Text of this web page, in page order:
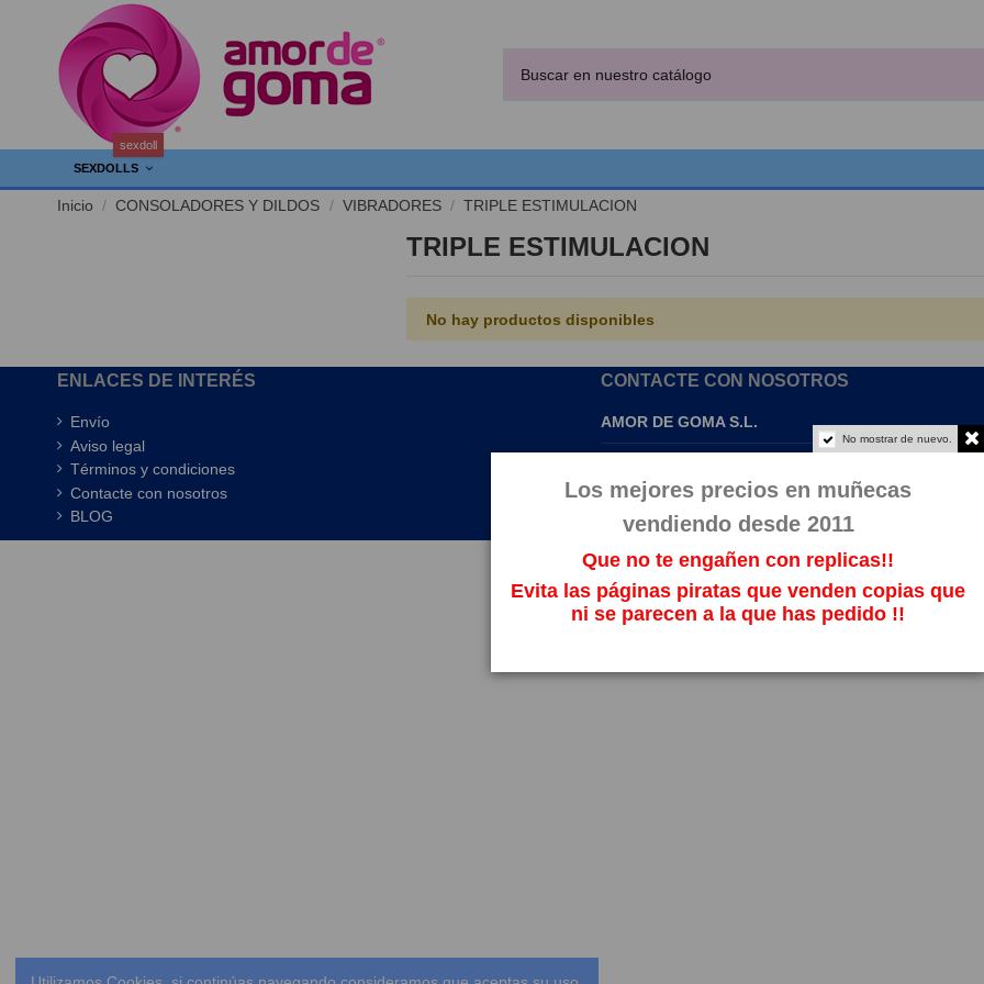
SEXDOLLS
sexdoll
Inicio CONSOLADORES Y DILDOS VIBRADORES TRIPLE ESTIMULACION
TRIPLE ESTIMULACION
No hay productos disponibles
ENLACES DE INTERÉS
Envío
Aviso legal
Términos y condiciones
Contacte con nosotros
BLOG
CONTACTE CON NOSOTROS
AMOR DE GOMA S.L.
No mostrar de nuevo.
Los mejores precios en muñecas
vendiendo desde 2011
Que no te engañen con replicas!!
Evita las páginas piratas que venden copias que
ni se parecen a la que has pedido !!